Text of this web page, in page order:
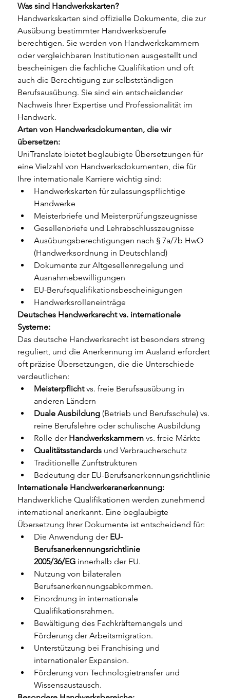
Was sind Handwerkskarten?
Handwerkskarten sind offizielle Dokumente, die zur
Ausübung bestimmter Handwerksberufe
berechtigen. Sie werden von Handwerkskammern
oder vergleichbaren Institutionen ausgestellt und
bescheinigen die fachliche Qualifikation und oft
auch die Berechtigung zur selbstständigen
Berufsausübung. Sie sind ein entscheidender
Nachweis Ihrer Expertise und Professionalität im
Handwerk.
Arten von Handwerksdokumenten, die wir
übersetzen:
UniTranslate bietet beglaubigte Übersetzungen für
eine Vielzahl von Handwerksdokumenten, die für
Ihre internationale Karriere wichtig sind:
Handwerkskarten für zulassungspflichtige
Handwerke
Meisterbriefe und Meisterprüfungszeugnisse
Gesellenbriefe und Lehrabschlusszeugnisse
Ausübungsberechtigungen nach § 7a/7b HwO
(Handwerksordnung in Deutschland)
Dokumente zur Altgesellenregelung und
Ausnahmebewilligungen
EU-Berufsqualifikationsbescheinigungen
Handwerksrolleneinträge
Deutsches Handwerksrecht vs. internationale
Systeme:
Das deutsche Handwerksrecht ist besonders streng
reguliert, und die Anerkennung im Ausland erfordert
oft präzise Übersetzungen, die die Unterschiede
verdeutlichen:
Meisterpflicht vs. freie Berufsausübung in
anderen Ländern
Duale Ausbildung (Betrieb und Berufsschule) vs.
reine Berufslehre oder schulische Ausbildung
Rolle der Handwerkskammern vs. freie Märkte
Qualitätsstandards und Verbraucherschutz
Traditionelle Zunftstrukturen
Bedeutung der EU-Berufsanerkennungsrichtlinie
Internationale Handwerkeranerkennung:
Handwerkliche Qualifikationen werden zunehmend
international anerkannt. Eine beglaubigte
Übersetzung Ihrer Dokumente ist entscheidend für:
Die Anwendung der EU-
Berufsanerkennungsrichtlinie
2005/36/EG innerhalb der EU.
Nutzung von bilateralen
Berufsanerkennungsabkommen.
Einordnung in internationale
Qualifikationsrahmen.
Bewältigung des Fachkräftemangels und
Förderung der Arbeitsmigration.
Unterstützung bei Franchising und
internationaler Expansion.
Förderung von Technologietransfer und
Wissensaustausch.